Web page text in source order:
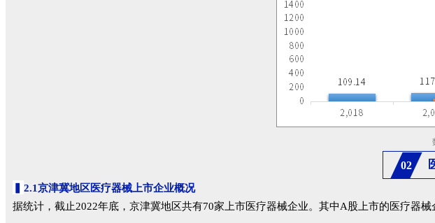
02
▍ 2.1京津冀地区医疗器械上市企业概况
据统计，截止2022年底，京津冀地区共有70家上市医疗器械企业。其中A股上市的医疗器械